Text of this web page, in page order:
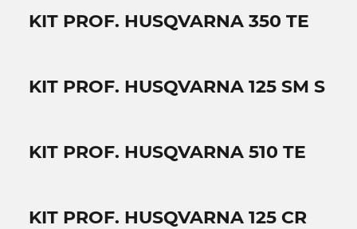
KIT PROF. HUSQVARNA 350 TE
KIT PROF. HUSQVARNA 125 SM S
KIT PROF. HUSQVARNA 510 TE
KIT PROF. HUSQVARNA 125 CR